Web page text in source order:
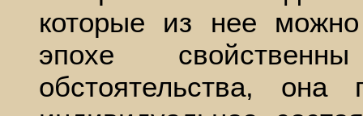
которые из нее
эпохе
обстоятельства, она